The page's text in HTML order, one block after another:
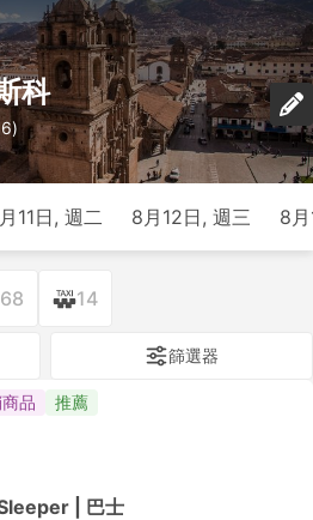
科
11日, 週二 8月12日, 週三 8
68 14
篩選器
品 推薦
| 巴士